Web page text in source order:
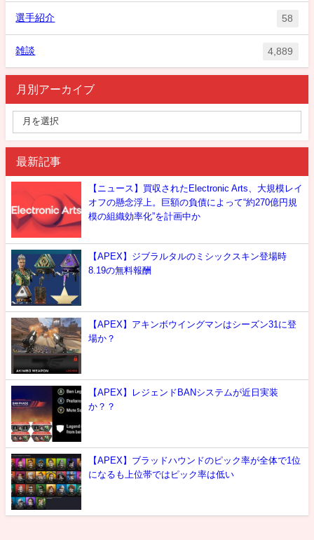
選手紹介 58
雑談 4,889
月別アーカイブ
最新記事
【ニュース】買収されたElectronic Arts、大規模レイ
オフの懸念浮上。巨額の負債によって“約270億円規
模の組織効率化”を計画中か
【APEX】ジブラルタルのミシックスキン登場時
8.19の無料報酬
【APEX】アキンボウイングマンはシーズン31に登
場か？
【APEX】レジェンドBANシステムが近日実装
か？？
【APEX】ブラッドハウンドのピック率が全体で1位
になるも上位帯ではピック率は低い